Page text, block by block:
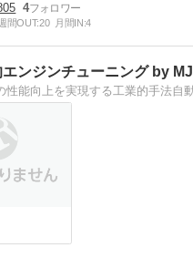
4
間OUT:20 月間IN:4
ンジンチューニング by MJ